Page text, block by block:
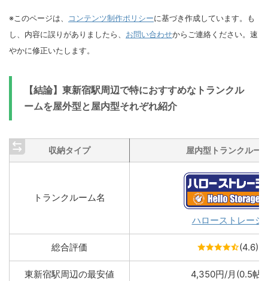
※このページは、 コンテンツ制作ポリシーに基づき作成しています。も
し、内容に誤りがありましたら、 お問い合わせからご連絡ください。速
やかに修正いたします。
【結論】東新宿駅周辺で特におすすめなトランクル
ームを屋外型と屋内型それぞれ紹介
収納タイプ 屋内型トランクルー
トランクルーム名
ハローストレージ
総合評価 (4.6)
東新宿駅周辺の最安値 4,350円/月(0.5帖)